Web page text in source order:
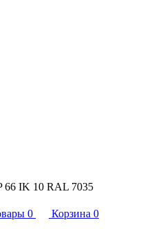
66 IK 10 RAL 7035
0 Корзина 0